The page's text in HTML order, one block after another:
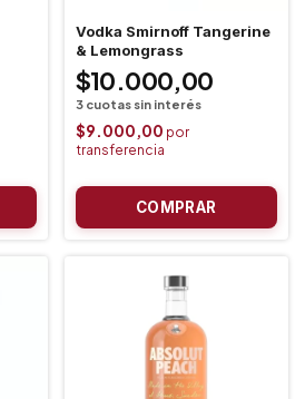
Vodka Smirnoff Tangerine
& Lemongrass
$10.000,00
$9.000,00